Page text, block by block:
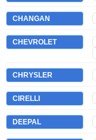
CHANGAN
CHEVROLET
CHRYSLER
CIRELLI
DEEPAL